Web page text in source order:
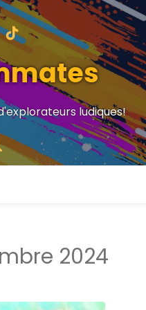
ludiques!
2024